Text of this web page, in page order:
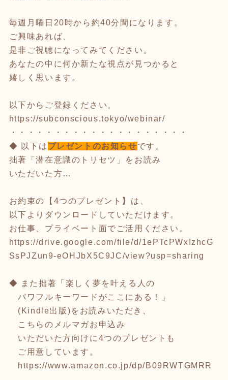
毎週月曜日20時から約40分間になります。
ご興味あれば、
是非ご視聴になってみてください。
あなたの中に何か新たな視点が見つかると
嬉しく思います。
以下からご登録ください。
https://subconscious.tokyo/webinar/
・・・・・・・・・・・・・・・・・・・・
◆ 以下は プレゼントのお知らせです。
拙著「潜在意識のトリセツ」をお読み
いただいた方…
お約束の【4つのプレゼント】は、
以下よりダウンロードしていただけます。
お仕事、プライベート面でご活用ください。
https://drive.google.com/file/d/1ePTcPWxIzhcG
SsPJZun9-eOHJbX5C9JC/view?usp=sharing
◆ また拙著「楽しく夢を叶える人の
パワフルキーワードがここにある！」
(Kindle出版)をお読みいただき、
こちらのメルマガお申込み
いただいた方向けに4つのプレゼントも
ご用意しています。
https://www.amazon.co.jp/dp/B09RWTGMRR